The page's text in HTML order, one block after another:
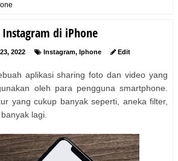
Instagram di iPhone
2022 Instagram, Iphone Edit
aplikasi sharing foto dan video yang
oleh para pengguna smartphone.
yang cukup banyak seperti, aneka filter,
lagi.